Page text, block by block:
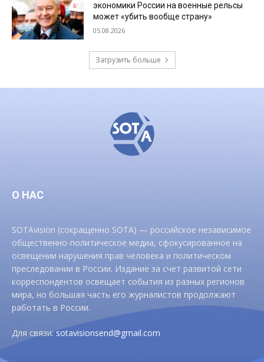
экономики России на военные рельсы
может «убить вообще страну»
05.08.2026
Загрузить больше
О НАС
SOTAvision (сокращенно SOTA) — российское независимое
общественно-политическое медиа, сфокусированное на
освещении нарушения прав человека и политическом
преследовании в России. Издание за счет развитой сети
корреспондентов освещает события из разных регионов
мира, но большая часть его журналистов продолжают
работать в России.
Для связи:sotavisionsend@gmail.com